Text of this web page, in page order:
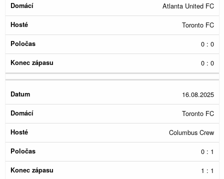
Atlanta United FC
Toronto FC
0 : 0
0 : 0
16.08.2025
Toronto FC
Columbus Crew
0 : 1
1 : 1